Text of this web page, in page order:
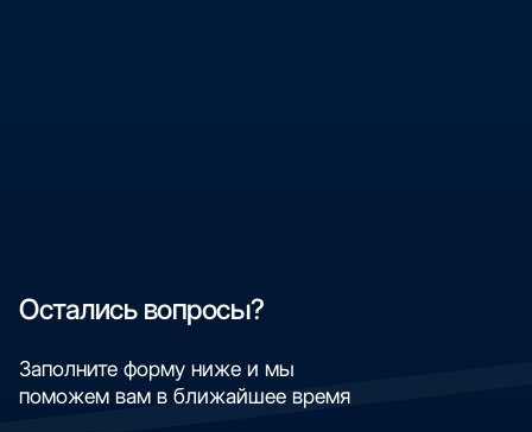
Остались вопросы?
Заполните форму ниже и мы
поможем вам в ближайшее время